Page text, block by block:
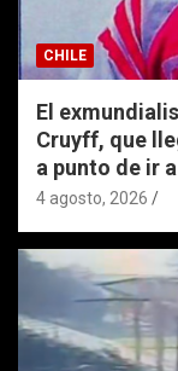
CHILE
El
Cruyff, que
a punto de ir
4 agosto, 2026